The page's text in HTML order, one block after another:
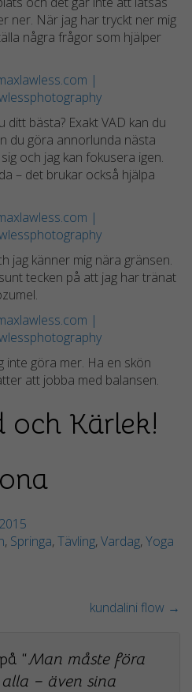
ner. När jag har tryckt ner mig
några frågor som hjälper
ditt bästa? Exakt VAD kan du
du göra annorlunda nästa
och jag kan fokusera igen.
– det brukar också hjälpa
jag känner mig nära gränsen.
tecken på att jag har tränat
inte göra mer. Ha en skön
att jobba med balansen.
Kärlek!
, Springa,Tävling,Vardag,Yoga
kundalini flow →
“Man måste föra
– även sina
Dessa kakor
går inte att
välja bort.
De behövs
för att
hemsidan
fungera.
Statistik
förbättra
hemsidans
funktionalitet
och
baserat på
hur
För att vår
du nekar de
här kakorna